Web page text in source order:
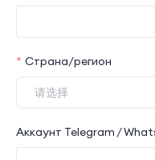
Страна/регион
Аккаунт Telegram /